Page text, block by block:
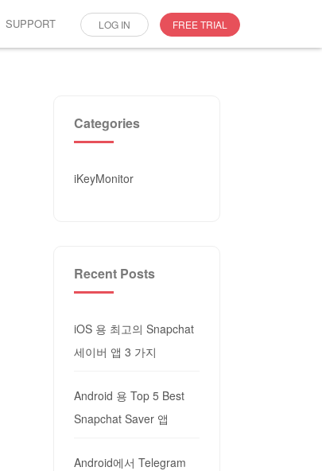
SUPPORT LOG IN FREE TRIAL
Categories
iKeyMonitor
Recent Posts
iOS 용 최고의 Snapchat
세이버 앱 3 가지
Android 용 Top 5 Best
Snapchat Saver 앱
Android에서 Telegram